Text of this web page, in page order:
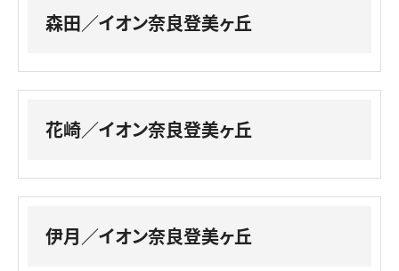
森田／イオン奈良登美ヶ丘
花崎／イオン奈良登美ヶ丘
伊月／イオン奈良登美ヶ丘